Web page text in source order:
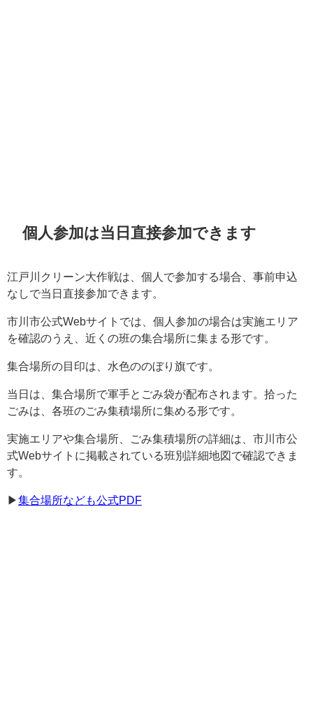
個人参加は当日直接参加できます
江戸川クリーン大作戦は、個人で参加する場合、事前申込
なしで当日直接参加できます。
市川市公式Webサイトでは、個人参加の場合は実施エリア
を確認のうえ、近くの班の集合場所に集まる形です。
集合場所の目印は、水色ののぼり旗です。
当日は、集合場所で軍手とごみ袋が配布されます。拾った
ごみは、各班のごみ集積場所に集める形です。
実施エリアや集合場所、ごみ集積場所の詳細は、市川市公
式Webサイトに掲載されている班別詳細地図で確認できま
す。
▶︎集合場所なども公式PDF